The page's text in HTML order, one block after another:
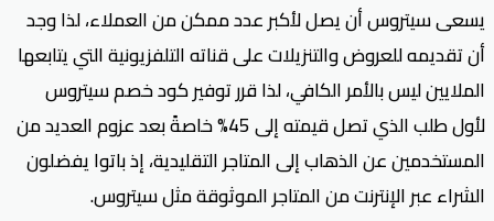
يسعى سيتروس أن يصل لأكبر عدد ممكن من العملاء، لذا وجد
أن تقديمه للعروض والتنزيلات على قناته التلفزيونية التي يتابعها
الملايين ليس بالأمر الكافي، لذا قرر توفير كود خصم سيتروس
لأول طلب الذي تصل قيمته إلى 45% خاصةً بعد عزوم العديد من
المستخدمين عن الذهاب إلى المتاجر التقليدية، إذ باتوا يفضلون
الشراء عبر الإنترنت من المتاجر الموثوقة مثل سيتروس.